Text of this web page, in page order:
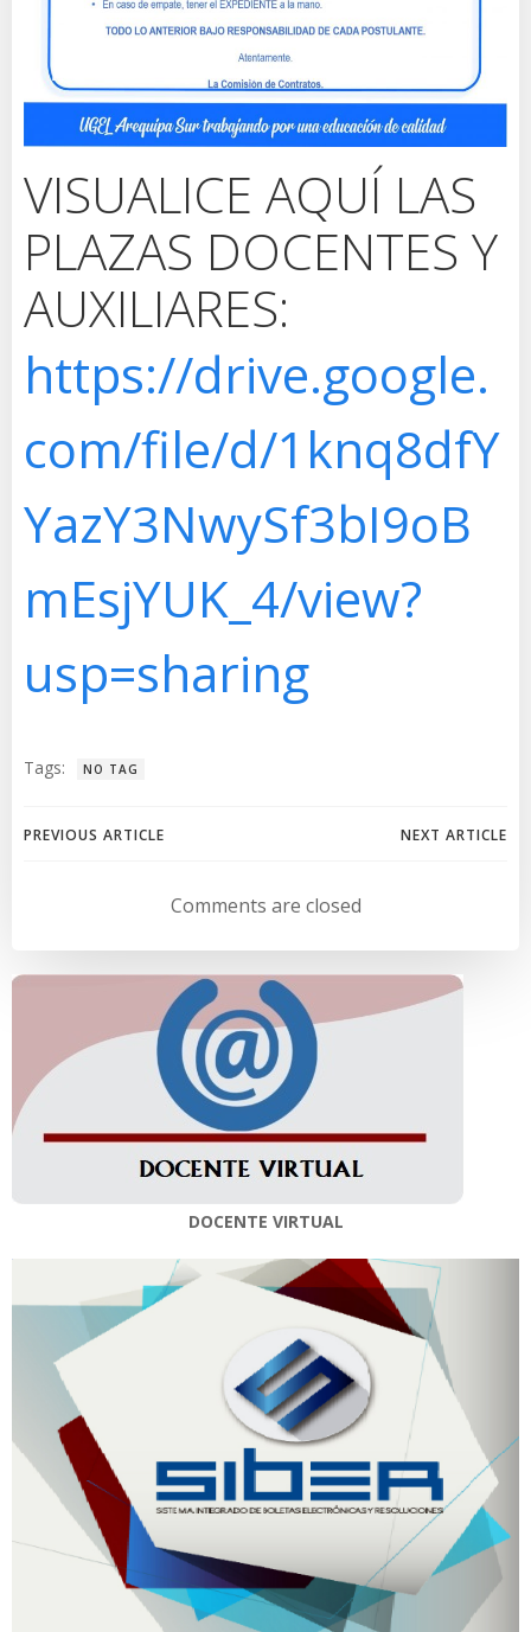
VISUALICE AQUÍ LAS
PLAZAS DOCENTES Y
AUXILIARES:
https://drive.google.
com/file/d/1knq8dfY
YazY3NwySf3bI9oB
mEsjYUK_4/view?
usp=sharing
Tags: NO TAG
Navegación
entradas
PREVIOUS ARTICLE
Navegación
de
entradas
NEXT ARTICLE
Comments are closed
DOCENTE VIRTUAL